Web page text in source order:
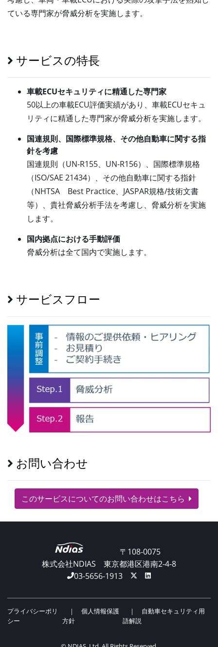
ている専門家が脅威分析を実施します。
サービスの特長
車載ECUセキュリティに精通した専門家
50以上の車載ECU評価実績があり、車載ECUセキュ
リティに精通した専門家が脅威分析を実施します。
国連規則、国際標準規格、その他自動車に関する指
針を考慮
国連規則（UN-R155、UN-R156）、国際標準規格
（ISO/SAE 21434）、その他自動車に関する指針
（NHTSA Best Practice、JASPAR規格/技術文書
等）、貴社脅威分析手法を考慮し、脅威分析を実施
します。
国内拠点における手動評価
脅威分析は全て国内で実施します。
サービスフロー
お問い合わせ
このサービスについてのお問い合わせはこちら
株式会社NDIAS
〒108-0075
東京都港区港南2-4-8
03-5656-1913
プライバシーポリ
シー
個人情報保護
方針
自動車セキュリティ用
語解説